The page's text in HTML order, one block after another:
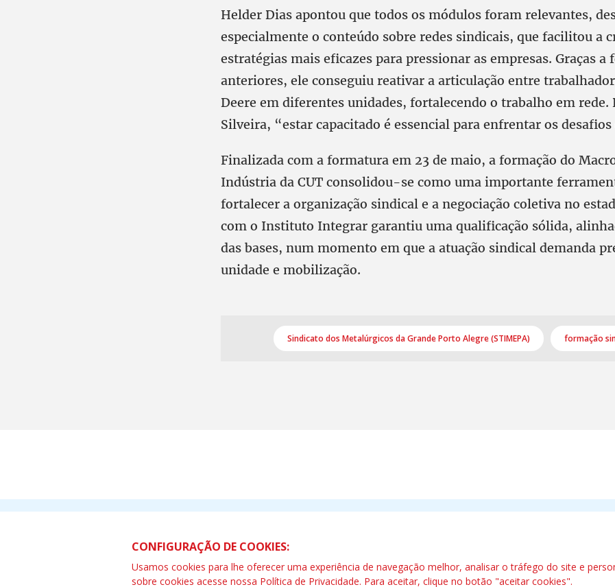
Helder Dias apontou que todos os módulos foram relevantes,
especialmente o conteúdo sobre redes sindicais, que facilitou a
estratégias mais eficazes para pressionar as empresas. Graças a
anteriores, ele conseguiu reativar a articulação entre
Deere em diferentes unidades, fortalecendo o trabalho em rede.
Silveira, “estar capacitado é essencial para enfrentar os
Finalizada com a formatura em 23 de maio, a formação do
Indústria da CUT consolidou-se como uma importante
fortalecer a organização sindical e a negociação coletiva no
com o Instituto Integrar garantiu uma qualificação sólida,
das bases, num momento em que a atuação sindical demanda
unidade e mobilização.
Sindicato dos Metalúrgicos da Grande Porto Alegre (STIMEPA) formação
CNM - Confederação Nacional dos Metalúrgicos
Rua Dr Cincinato Braga, 40 - CEP: 09890-300 - São Bernardo do Campo - SP
Telefone (11) 4122-7700
CONFIGURAÇÃO DE COOKIES:
Usamos cookies para lhe oferecer uma experiência de navegação melhor, analisar o tráfego do site e
sobre cookies acesse nossa Política de Privacidade. Para aceitar, clique no botão "aceitar cookies".